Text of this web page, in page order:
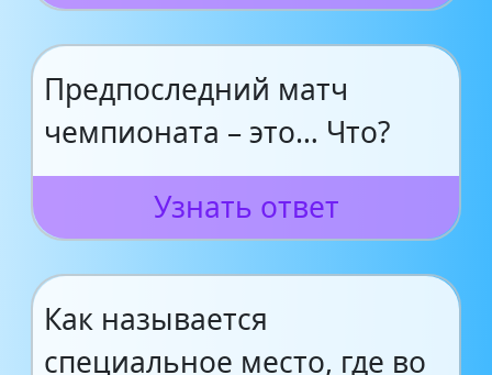
Предпоследний матч
чемпионата – это… Что?
Узнать ответ
Как называется
специальное место, где во